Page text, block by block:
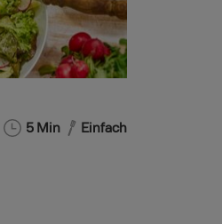
5 Min Einfach